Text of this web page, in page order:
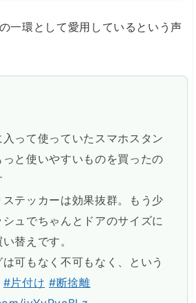
一環として愛用しているという声
って使っていたスマホスタン
っと使いやすいものを買ったの
テッカーは効果抜群。もう少
シュでちゃんとドアのサイズに
替えです。
可もなく不可もなく、という
#片付け #断捨離